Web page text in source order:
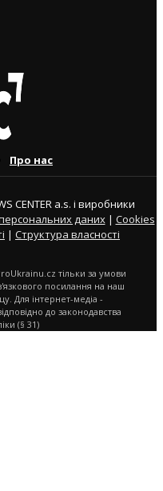
Про нас
CENTER a.s. і виробники
даних| Cookies
| Структура власності
тільки за умови
посилання на наш
Для інтернет-медіа -
до законодавства
(§ 31)